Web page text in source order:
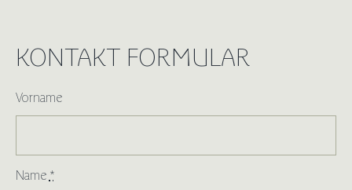
KONTAKT FORMULAR
Vorname
Name *